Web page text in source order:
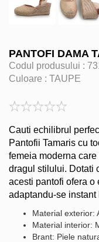
PANTOFI DAMA
Codul produsului :
Culoare : TAUPE
Cauti echilibrul
Pantofii Tamaris cu
femeia moderna
dragul stilului. Dotati
acesti pantofi ofera o
adaptandu-se
Material exterior:
Material interior:
Brant: Piele